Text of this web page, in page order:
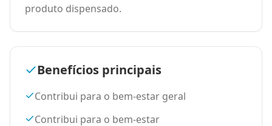
produto dispensado.
Benefícios principais
Contribui para o bem-estar geral
Contribui para o bem-estar